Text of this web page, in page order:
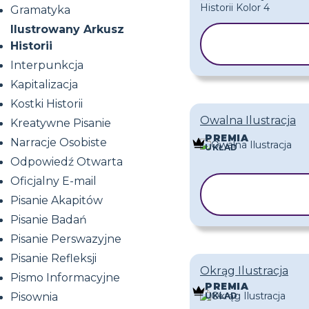
Gramatyka
Ilustrowany Arkusz
Historii
Interpunkcja
Kapitalizacja
Kostki Historii
Kreatywne Pisanie
Narracje Osobiste
Odpowiedź Otwarta
Oficjalny E-mail
Pisanie Akapitów
Pisanie Badań
Pisanie Perswazyjne
Pisanie Refleksji
Pismo Informacyjne
Pisownia
Owalna Ilustracja
PREMIA
UKŁAD
Okrąg Ilustracja
PREMIA
UKŁAD